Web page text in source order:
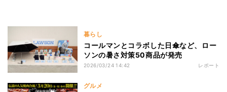
暮らし
コールマンとコラボした日傘など、ロー
ソンの暑さ対策50商品が発売
2026/03/24 14:42 レポート
グルメ